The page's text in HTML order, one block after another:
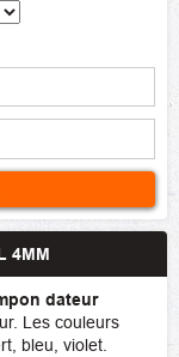
4MM
dateur
Les couleurs
bleu, violet.